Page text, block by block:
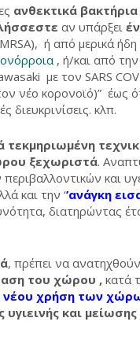
ανθεκτικά βακτήρια
αν υπάρξει
ή από μερικά ήδη
, ή/και από την
με τον SARS
νέο κορονοϊό)” έως
διευκρινίσεις. κλπ.
τεκμηριωμένη
ξεχωριστά.
και
και την ‘’ανάγκη
διατηρώντας
, πρέπει να
του χώρου , κατά
νέου χρήση των
και